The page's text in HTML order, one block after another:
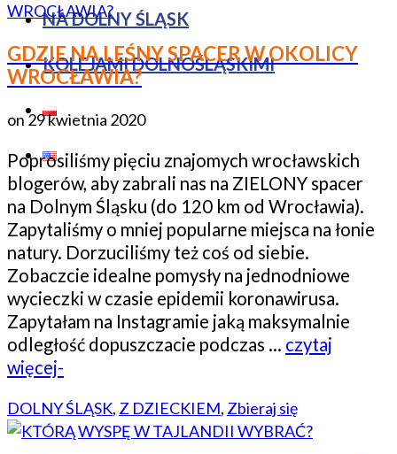
NA DOLNY ŚLĄSK
KOLEJAMI DOLNOŚLĄSKIMI
GDZIE NA LEŚNY SPACER W OKOLICY
WROCŁAWIA?
on29 kwietnia 2020
Poprosiliśmy pięciu znajomych wrocławskich
blogerów, aby zabrali nas na ZIELONY spacer
na Dolnym Śląsku (do 120 km od Wrocławia).
Zapytaliśmy o mniej popularne miejsca na łonie
natury. Dorzuciliśmy też coś od siebie.
Zobaczcie idealne pomysły na jednodniowe
wycieczki w czasie epidemii koronawirusa.
Zapytałam na Instagramie jaką maksymalnie
odległość dopuszczacie podczas … czytaj
więcej-
DOLNY ŚLĄSK, Z DZIECKIEM, Zbieraj się